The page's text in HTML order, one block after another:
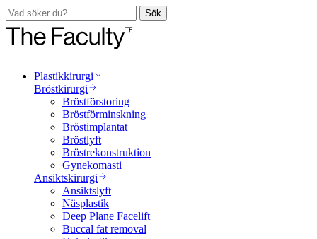
Sök
Plastikkirurgi
Bröstkirurgi
Bröstförstoring
Bröstförminskning
Bröstimplantat
Bröstlyft
Bröstrekonstruktion
Gynekomasti
Ansiktskirurgi
Ansiktslyft
Näsplastik
Deep Plane Facelift
Buccal fat removal